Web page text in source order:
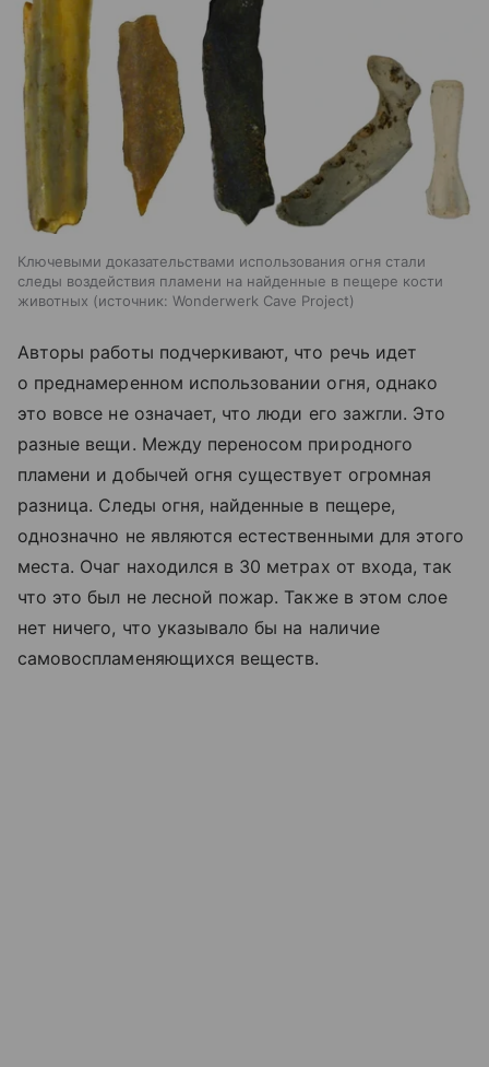
Ключевыми доказательствами использования огня стали
следы воздействия пламени на найденные в пещере кости
животных
источник: Wonderwerk Cave Project
Авторы работы подчеркивают, что речь идет
о преднамеренном использовании огня, однако
это вовсе не означает, что люди его зажгли. Это
разные вещи. Между переносом природного
пламени и добычей огня существует огромная
разница. Следы огня, найденные в пещере,
однозначно не являются естественными для этого
места. Очаг находился в 30 метрах от входа, так
что это был не лесной пожар. Также в этом слое
нет ничего, что указывало бы на наличие
самовоспламеняющихся веществ.